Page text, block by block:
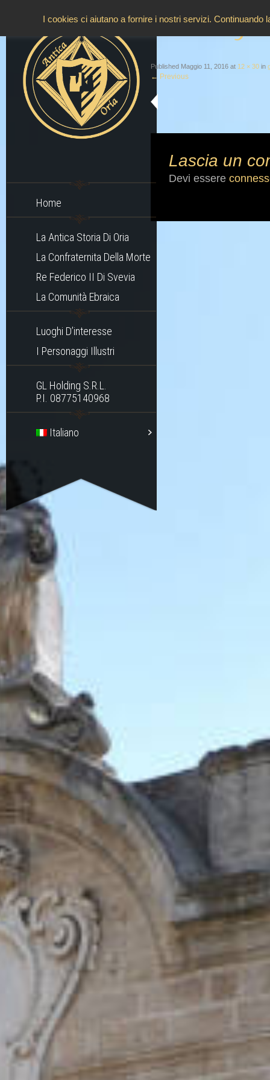
Home
La Antica Storia Di Oria
La Confraternita Della Morte
Re Federico II Di Svevia
La Comunità Ebraica
Luoghi D’interesse
I Personaggi Illustri
GL Holding S.r.l.
P.I. 08775140968
Italiano
Published Maggio 11, 2016 at 12 × 30 in
← Previous
Lascia un
Devi essere
I cookies ci aiutano a fornire i nostri servizi.